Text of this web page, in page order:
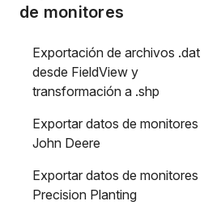
de monitores
Exportación de archivos .dat
desde FieldView y
transformación a .shp
Exportar datos de monitores
John Deere
Exportar datos de monitores
Precision Planting